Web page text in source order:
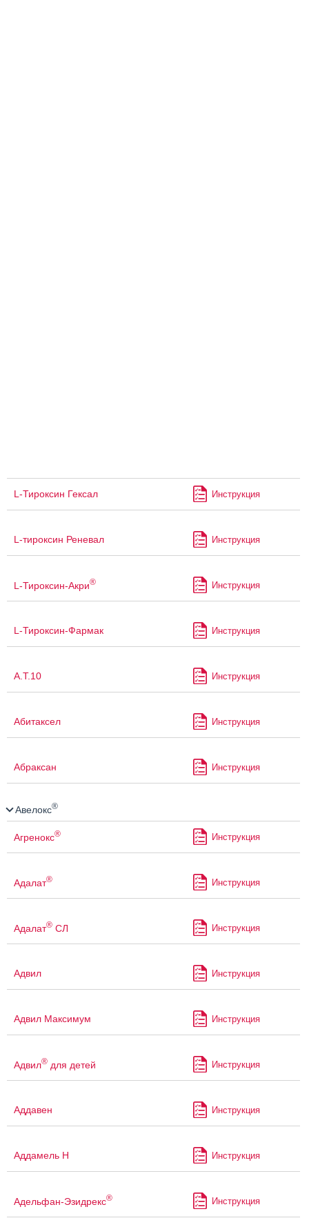
L-Тироксин Гексал Инструкция
L-тироксин Реневал Инструкция
L-Тироксин-Акри® Инструкция
L-Тироксин-Фармак Инструкция
А.Т.10 Инструкция
Абитаксел Инструкция
Абраксан Инструкция
Авелокс®
Агренокс® Инструкция
Адалат® Инструкция
Адалат® СЛ Инструкция
Адвил Инструкция
Адвил Максимум Инструкция
Адвил® для детей Инструкция
Аддавен Инструкция
Аддамель Н Инструкция
Адельфан-Эзидрекс® Инструкция